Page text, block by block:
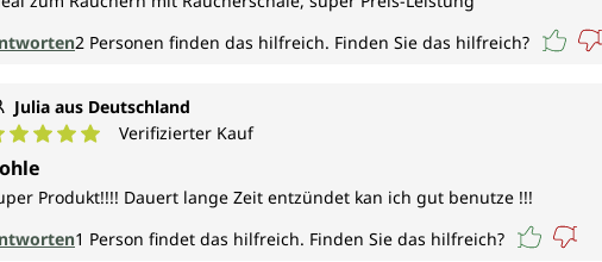
2 Personen finden das hilfreich. Finden Sie das hilfreich?
Julia aus Deutschland
Bewertung von 5 von 5 Sternen
Verifizierter Kauf
Produkt!!!! Dauert lange Zeit entzündet kan ich gut benutze !!!
1 Person findet das hilfreich. Finden Sie das hilfreich?